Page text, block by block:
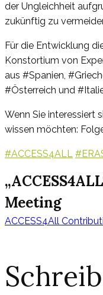
der Ungleichheit
zukünftig zu
Für die Entwicklung
Konstortium von
aus #Spanien,
#Österreich und
Wenn Sie interessiert
wissen möchten:
#ACCESS4ALL
Meeting
ACCESS4All